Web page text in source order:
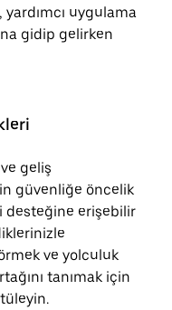
uygulama
gidip gelirken
geliş
güvenliğe öncelik
desteğine erişebilir
ve yolculuk
tanımak için